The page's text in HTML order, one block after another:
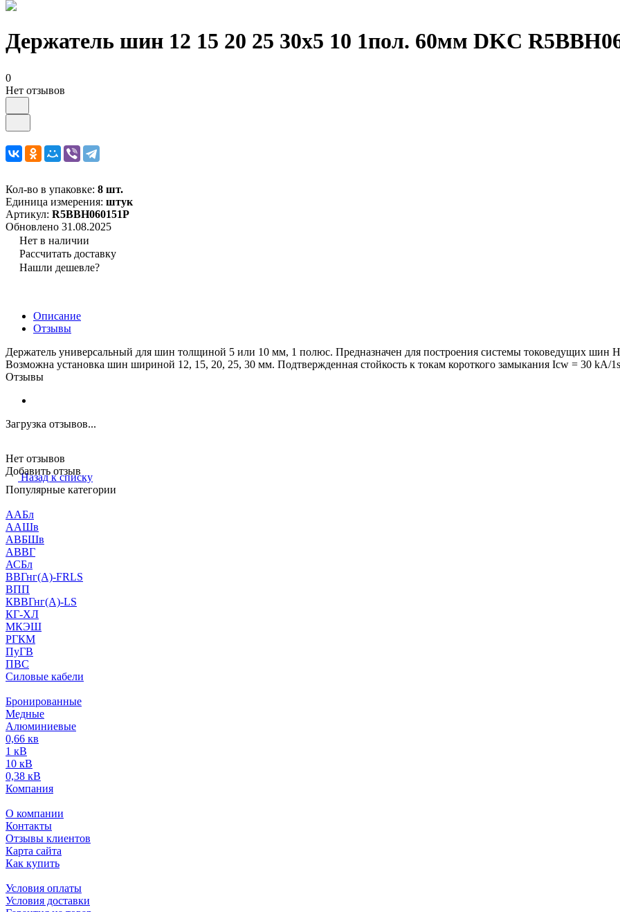
Держатель шин 12 15 20 25 30х5 10 1пол. 60мм DKC
0
Нет отзывов
Кол-во в упаковке: 8 шт.
Единица измерения: штук
Артикул: R5BBH060151P
Обновлено 31.08.2025
Нет в наличии
Рассчитать доставку
Нашли дешевле?
Описание
Отзывы
Держатель универсальный для шин толщиной 5 или 10 мм, 1 полюс. Предназначен для построения системы токоведущих шин
Возможна установка шин шириной 12, 15, 20, 25, 30 мм. Подтвержденная стойкость к токам короткого замыкания Icw = 30
Отзывы
Загрузка отзывов...
Нет отзывов
Добавить отзыв
Назад к списку
Популярные категории
ААБл
ААШв
АВБШв
АВВГ
АСБл
ВВГнг(А)-FRLS
ВПП
КВВГнг(А)-LS
КГ-ХЛ
МКЭШ
РГКМ
ПуГВ
ПВС
Силовые кабели
Бронированные
Медные
Алюминиевые
0,66 кв
1 кВ
10 кВ
0,38 кВ
Компания
О компании
Контакты
Отзывы клиентов
Карта сайта
Как купить
Условия оплаты
Условия доставки